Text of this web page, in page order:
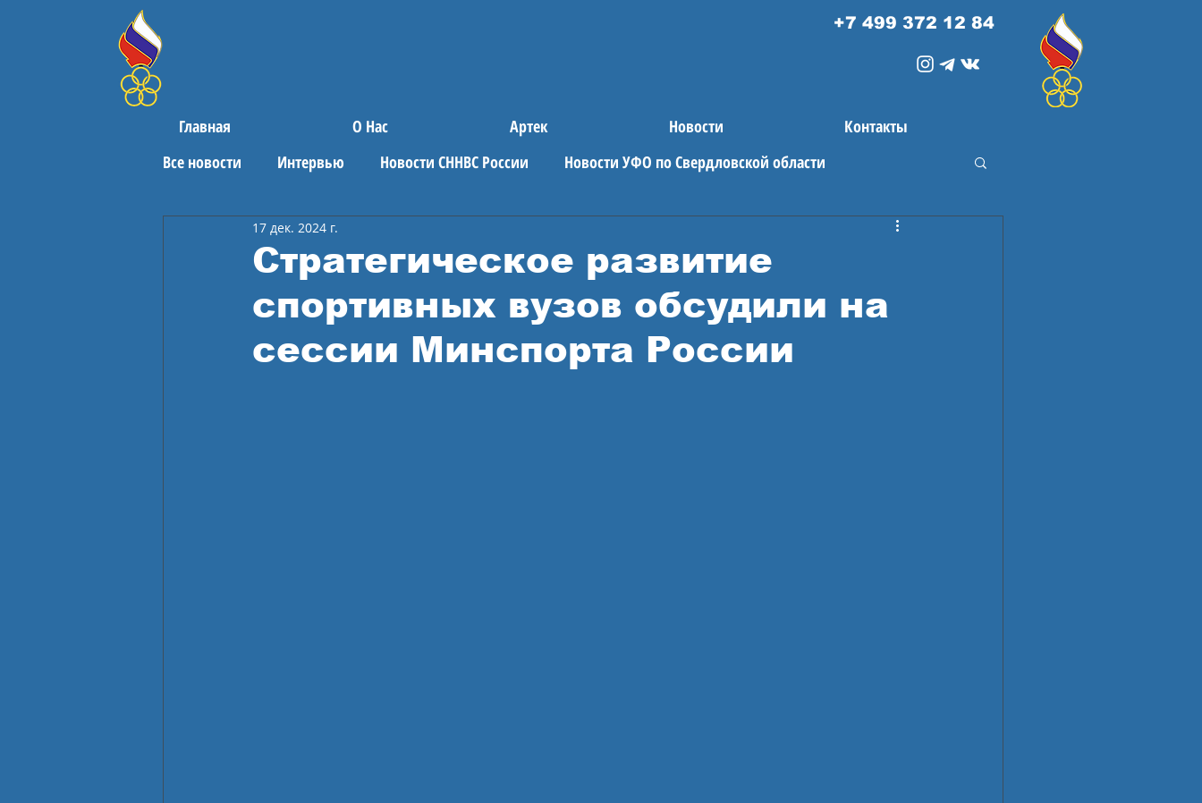
+7 499 372 12 84
Главная О Нас Артек Новости
Контакты
Все новости
Интервью Новости СННВС России Новости УФО по Свердловской области
Поздравления Спортивные новости
Стратегическое развитие
спортивных вузов обсудили на
сессии Минспорта России
17 дек. 2024 г.